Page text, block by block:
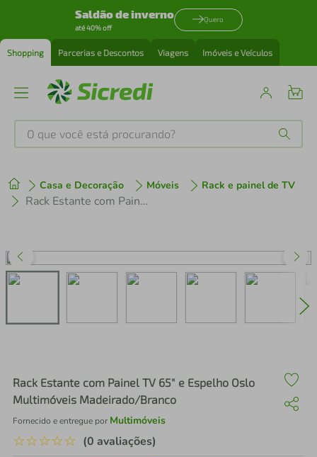
Saldão de inverno
até 40% off
Quero
Shopping Parcerias e Descontos Viagens Imóveis e Veículos
O que você está procurando?
Casa e Decoração Móveis Rack e painel de TV
Rack Estante com Painel TV 65" e Espelho Oslo Multimóveis Madeirado/Branco
Rack Estante com Painel TV 65" e Espelho Oslo
Multimóveis Madeirado/Branco
Fornecido e entregue por Multimóveis
☆☆☆☆☆ (0 avaliações)
1º tenis
perfume